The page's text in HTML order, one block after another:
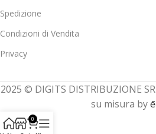
Spedizione
Condizioni di Vendita
Privacy
2025 © DIGITS DISTRIBUZIONE
su misura by
0